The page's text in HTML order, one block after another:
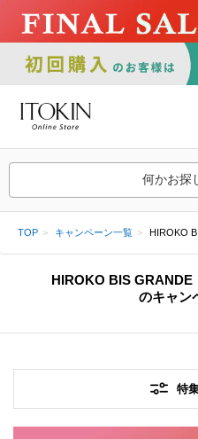
何かお探
TOP キャンペーン一覧 HIROKO
HIROKO BIS GRANDE
のキャン
特